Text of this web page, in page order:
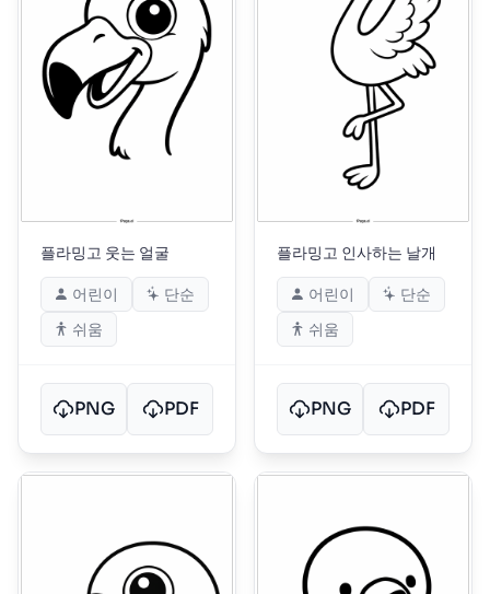
플라밍고 웃는 얼굴
어린이
단순
쉬움
PNG PDF
플라밍고 인사하는 날개
어린이
단순
쉬움
PNG PDF